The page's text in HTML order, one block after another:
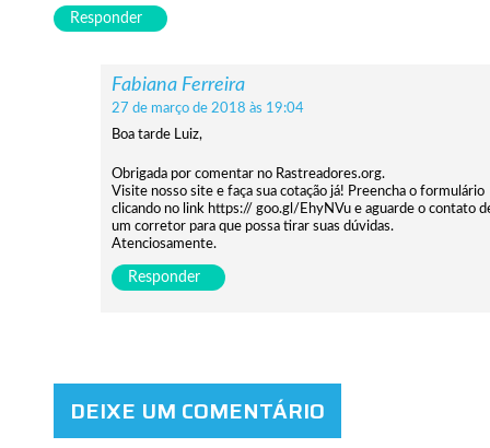
Responder
Fabiana Ferreira
27 de março de 2018 às 19:04
Boa tarde Luiz,
Obrigada por comentar no Rastreadores.org.
Visite nosso site e faça sua cotação já! Preencha o formulário
clicando no link https:// goo.gl/EhyNVu e aguarde o contato
um corretor para que possa tirar suas dúvidas.
Atenciosamente.
Responder
DEIXE UM COMENTÁRIO